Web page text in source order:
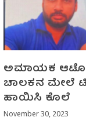
ಅಮಾಯಕ
ಚಾಲಕನ ಮೇಲೆ
ಹಾಯಿಸಿ ಕೊಲೆ
November 30, 2023